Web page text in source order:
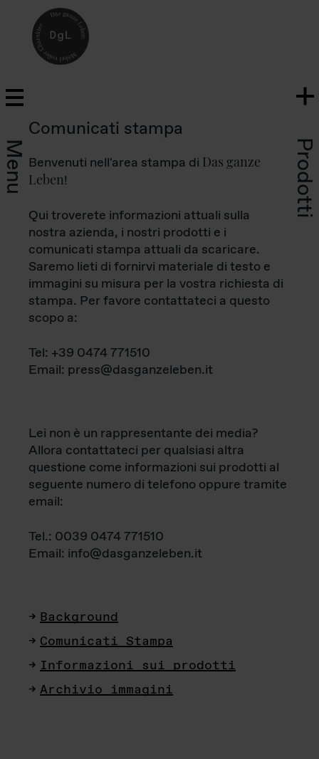
Menu Prodotti
Comunicati stampa
Benvenuti nell'area stampa di Das ganze
Leben!
Qui troverete informazioni attuali sulla
nostra azienda, i nostri prodotti e i
comunicati stampa attuali da scaricare.
Saremo lieti di fornirvi materiale di testo e
immagini su misura per la vostra richiesta di
stampa. Per favore contattateci a questo
scopo a:
Tel: +39 0474 771510
Email: press@dasganzeleben.it
Lei non è un rappresentante dei media?
Allora contattateci per qualsiasi altra
questione come informazioni sui prodotti al
seguente numero di telefono oppure tramite
email:
Tel.: 0039 0474 771510
Email: info@dasganzeleben.it
Background
Comunicati Stampa
Informazioni sui prodotti
Archivio immagini